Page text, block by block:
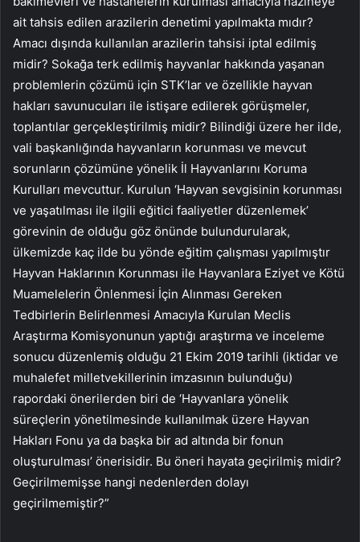
ait tahsis edilen arazilerin denetimi yapılmakta mıdır?
Amacı dışında kullanılan arazilerin tahsisi iptal edilmiş
midir? Sokağa terk edilmiş hayvanlar hakkında yaşanan
problemlerin çözümü için STK’lar ve özellikle hayvan
hakları savunucuları ile istişare edilerek görüşmeler,
toplantılar gerçekleştirilmiş midir? Bilindiği üzere her ilde,
vali başkanlığında hayvanların korunması ve mevcut
sorunların çözümüne yönelik İl Hayvanlarını Koruma
Kurulları mevcuttur. Kurulun ‘Hayvan sevgisinin korunması
ve yaşatılması ile ilgili eğitici faaliyetler düzenlemek’
görevinin de olduğu göz önünde bulundurularak,
ülkemizde kaç ilde bu yönde eğitim çalışması yapılmıştır
Hayvan Haklarının Korunması ile Hayvanlara Eziyet ve Kötü
Muamelelerin Önlenmesi İçin Alınması Gereken
Tedbirlerin Belirlenmesi Amacıyla Kurulan Meclis
Araştırma Komisyonunun yaptığı araştırma ve inceleme
sonucu düzenlemiş olduğu 21 Ekim 2019 tarihli (iktidar ve
muhalefet milletvekillerinin imzasının bulunduğu)
rapordaki önerilerden biri de ‘Hayvanlara yönelik
süreçlerin yönetilmesinde kullanılmak üzere Hayvan
Hakları Fonu ya da başka bir ad altında bir fonun
oluşturulması’ önerisidir. Bu öneri hayata geçirilmiş midir?
Geçirilmemişse hangi nedenlerden dolayı
geçirilmemiştir?”